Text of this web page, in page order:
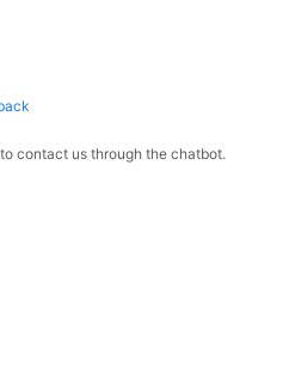
contact us through the chatbot.